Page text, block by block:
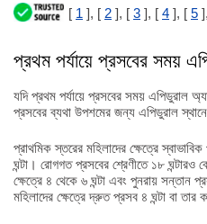
[ 1 ], [ 2 ], [ 3 ], [ 4 ], [ 5
প্রথম পর্যায়ে প্রসবের সময়
যদি প্রথম পর্যায়ে প্রসবের সময় এপিডুরাল
প্রসবের ব্যথা উপশমের জন্য এপিডুরাল
প্রাথমিক স্তরের মহিলাদের ক্ষেত্রে
ঘন্টা। রোগগত প্রসবের শ্রেণীতে ১৮
ক্ষেত্রে ৪ থেকে ৬ ঘন্টা এবং পুনরায় সন্তান
মহিলাদের ক্ষেত্রে দ্রুত প্রসব ৪ ঘন্টা বা